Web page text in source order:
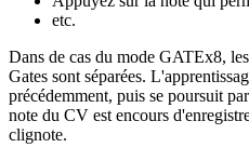
etc.
Dans de cas du mode GATEx8,
Gates sont séparées.
précédemment, puis se poursuit
note du CV est encours
clignote.